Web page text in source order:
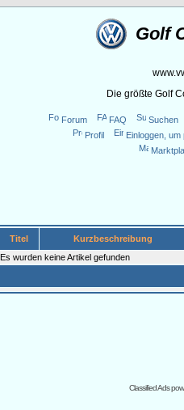
Golf
Die größte Golf
Forum FAQ
Suchen
Profil
Einloggen,
Titel
Kurzbeschreibung
Es wurden keine Artikel gefunden
Classified Ads